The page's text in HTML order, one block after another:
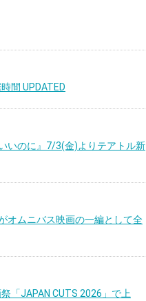
間 UPDATED
いのに』7/3(金)よりテアトル新
オムニバス映画の一編として全
「JAPAN CUTS 2026」で上